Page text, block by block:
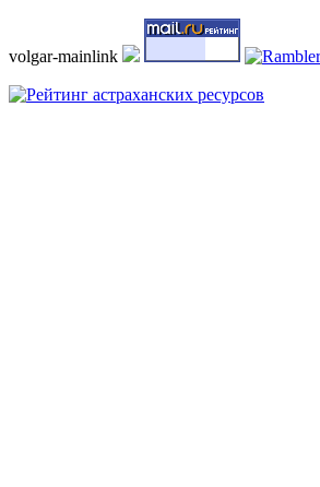
volgar-mainlink